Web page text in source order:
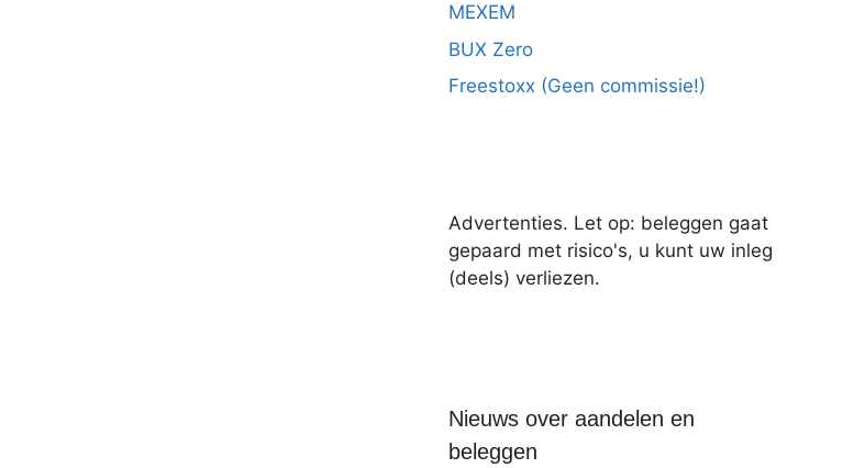
MEXEM
BUX Zero
Freestoxx (Geen commissie!)
Advertenties. Let op: beleggen gaat
gepaard met risico's, u kunt uw inleg
(deels) verliezen.
Nieuws over aandelen en
beleggen